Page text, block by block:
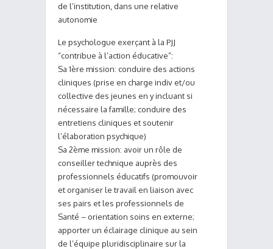
de l’institution, dans une relative
autonomie
Le psychologue exerçant à la PJJ
“contribue à l’action éducative”:
Sa 1ère mission: conduire des actions
cliniques (prise en charge indiv et/ou
collective des jeunes en y incluant si
nécessaire la famille; conduire des
entretiens cliniques et soutenir
l’élaboration psychique)
Sa 2ème mission: avoir un rôle de
conseiller technique auprès des
professionnels éducatifs (promouvoir
et organiser le travail en liaison avec
ses pairs et les professionnels de
Santé – orientation soins en externe;
apporter un éclairage clinique au sein
de l’équipe pluridisciplinaire sur la